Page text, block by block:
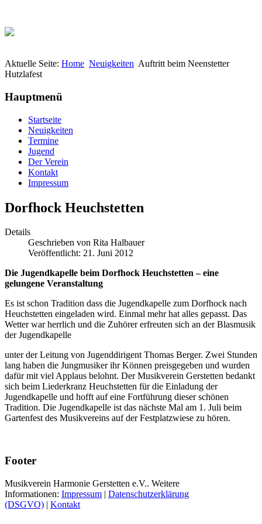
Aktuelle Seite: Home Neuigkeiten Auftritt beim Neenstetter
Hutzlafest
Hauptmenü
Startseite
Neuigkeiten
Termine
Jugend
Der Verein
Kontakt
Impressum
Dorfhock Heuchstetten
Details
Geschrieben von Rita Halbauer
Veröffentlicht: 21. Juni 2012
Die Jugendkapelle beim Dorfhock Heuchstetten – eine
gelungene Veranstaltung
Es ist schon Tradition dass die Jugendkapelle zum Dorfhock nach
Heuchstetten eingeladen wird. Einmal mehr hat alles gepasst. Das
Wetter war herrlich und die Zuhörer erfreuten sich an der Blasmusik
der Jugendkapelle
unter der Leitung von Jugenddirigent Thomas Berger. Zwei Stunden
lang haben die Jungmusiker ihr Können preisgegeben und wurden
dafür mit viel Applaus belohnt. Der Musikverein Gerstetten bedankt
sich beim Liederkranz Heuchstetten für die Einladung der
Jugendkapelle und hofft auf eine Fortführung dieser schönen
Tradition. Die Jugendkapelle ist das nächste Mal am 1. Juli beim
Gartenfest des Musikvereins auf der Festplatzwiese zu hören.
Footer
Musikverein Harmonie Gerstetten e.V.. Weitere
Informationen: Impressum | Datenschutzerklärung
(DSGVO) | Kontakt